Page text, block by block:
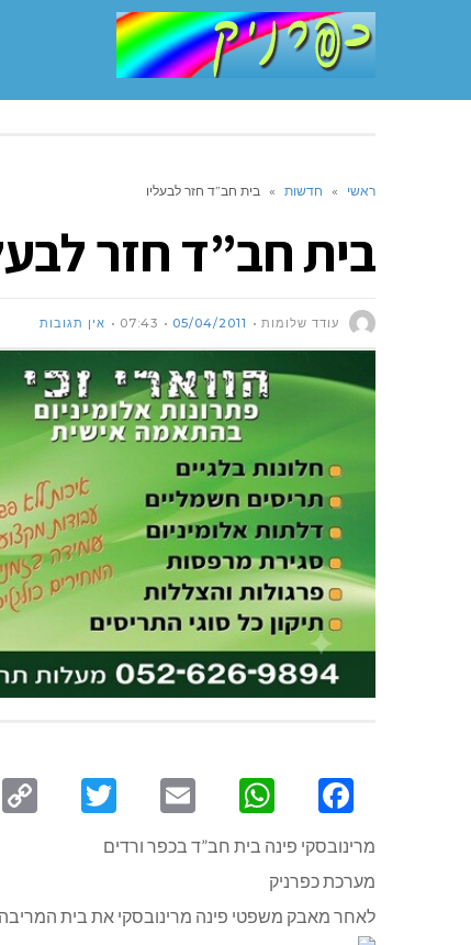
ראשי » חדשות » בית חב”ד חזר לבעליו
בית חב”ד חזר
עודד שלומות 05/04/2011
07:43 אין תגובות
Facebook
WhatsApp
Email
Twitter
מרינובסקי פינה בית חב”ד בכפר ורדים
מערכת כפרניק
לאחר מאבק משפטי פינה מרינובסקי את בית המריבה